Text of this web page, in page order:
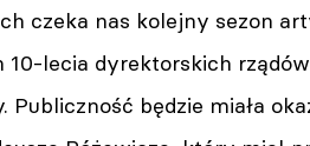
czeka nas kolejny sezon
10-lecia dyrektorskich rządów
Publiczność będzie miała